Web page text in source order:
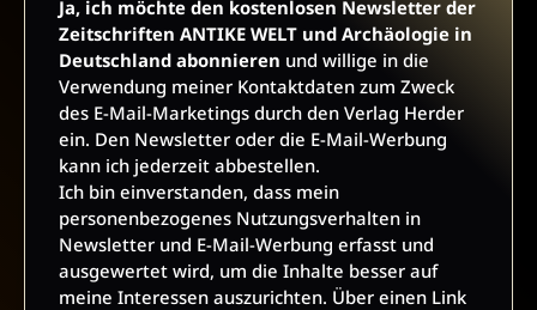
AGB UND WIDERRUFSBELEHRUNG DATENSCHUTZ
BARRIEREFREIHEIT IMPRESSUM
VERTRAG WIDERRUFEN
ABO ONLINE KÜNDIGEN
Ja, ich möchte den kostenlosen Newsletter der
Zeitschriften ANTIKE WELT und Archäologie in
Deutschland abonnieren und willige in die
Verwendung meiner Kontaktdaten zum Zweck
des E-Mail-Marketings durch den Verlag Herder
ein. Den Newsletter oder die E-Mail-Werbung
kann ich jederzeit abbestellen.
Ich bin einverstanden, dass mein
personenbezogenes Nutzungsverhalten in
Newsletter und E-Mail-Werbung erfasst und
ausgewertet wird, um die Inhalte besser auf
meine Interessen auszurichten. Über einen Link